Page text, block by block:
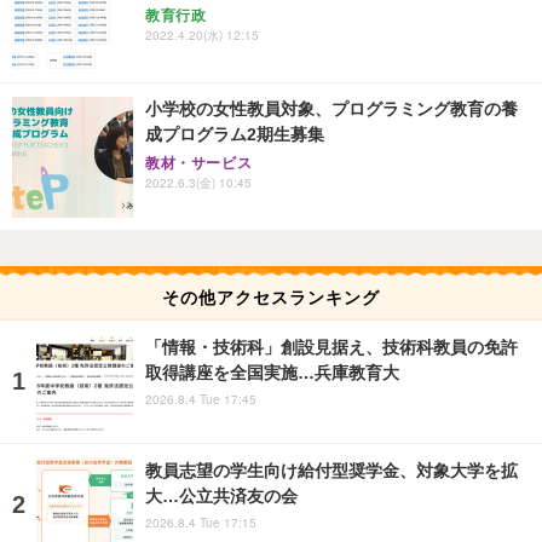
教育行政
2022.4.20(水) 12:15
小学校の女性教員対象、プログラミング教育の養
成プログラム2期生募集
教材・サービス
2022.6.3(金) 10:45
その他アクセスランキング
「情報・技術科」創設見据え、技術科教員の免許
取得講座を全国実施…兵庫教育大
2026.8.4 Tue 17:45
教員志望の学生向け給付型奨学金、対象大学を拡
大…公立共済友の会
2026.8.4 Tue 17:15